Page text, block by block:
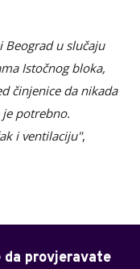
Beograd u slučaju
Istočnog bloka,
činjenice da nikada
potrebno.
i ventilaciju",
provjeravate